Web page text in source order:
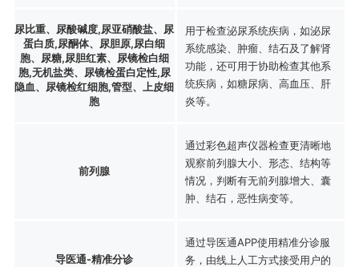
尿比重、尿酸碱度,尿亚硝酸盐、尿
蛋白质,尿酮体、尿胆原,尿白细
胞、尿糖,尿胆红素、尿镜检白细
胞,无机盐类、尿镜检蛋白定性,尿
隐血、尿镜检红细胞,管型、上皮细
胞
用于检查泌尿系统疾病，如泌尿
系统感染、肿瘤、结石及了解肾
功能，还可用于协助检查其他系
统疾病，如糖尿病、高血压、肝
炎等。
前列腺
通过彩色超声仪器检查更清晰地
观察前列腺大小、形态、结构等
情况，判断有无前列腺增大、囊
肿、结石，恶性病变等。
导医通-精准分诊
通过导医通APP使用精准分诊服
务，由线上人工方式接受用户的